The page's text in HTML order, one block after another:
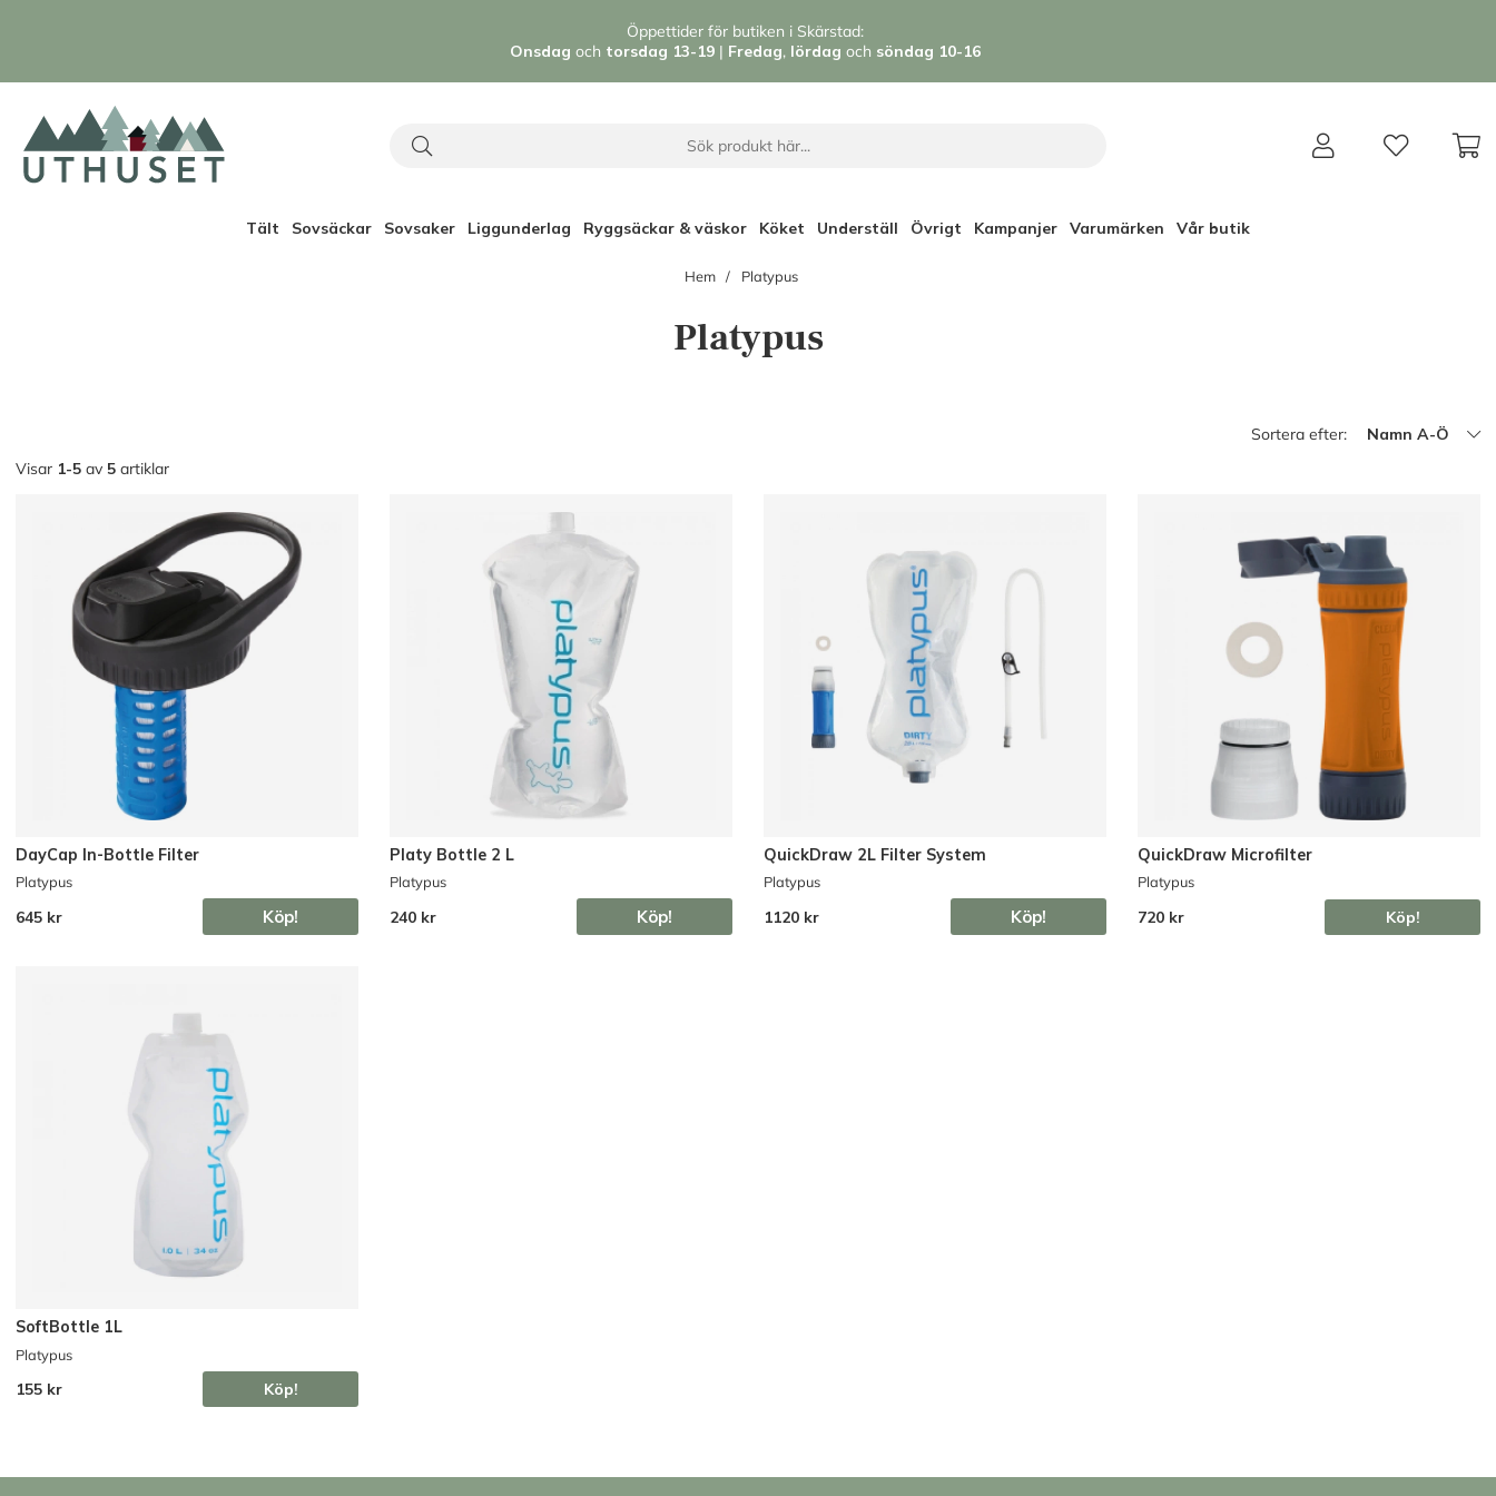
Öppettider för butiken i Skärstad:
Onsdag och torsdag 13-19 | Fredag, lördag och söndag 10-16
Tält Sovsäckar Sovsaker Liggunderlag Ryggsäckar & väskor Köket Underställ Övrigt Kampanjer Varumärken Vår butik
Hem Platypus
Platypus
Sortera efter:
Namn A-Ö
Visar 1-5 av 5 artiklar
DayCap In-Bottle Filter
Platypus
645 kr Köp!
Platy Bottle 2 L
Platypus
240 kr Köp!
QuickDraw 2L Filter System
Platypus
1120 kr Köp!
QuickDraw Microfilter
Platypus
720 kr Köp!
SoftBottle 1L
Platypus
155 kr Köp!